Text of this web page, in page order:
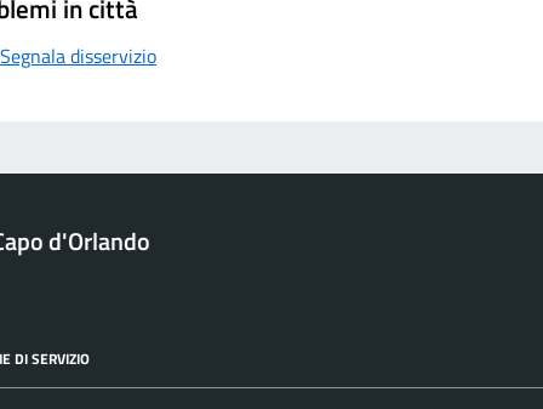
in città
Segnala disservizio
d'Orlando
DI SERVIZIO